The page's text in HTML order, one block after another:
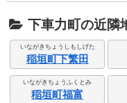
下車力町の近隣
いながきちょうしもしげた
稲垣町下繁田
いながきちょうふくとみ
稲垣町福富